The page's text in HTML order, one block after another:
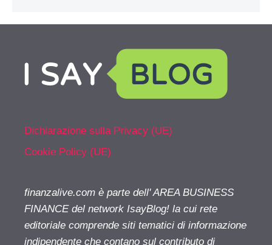
Dichiarazione sulla Privacy (UE)
Cookie Policy (UE)
finanzalive.com è parte dell' AREA BUSINESS
FINANCE del network IsayBlog! la cui rete
editoriale comprende siti tematici di informazione
indipendente che contano sul contributo di